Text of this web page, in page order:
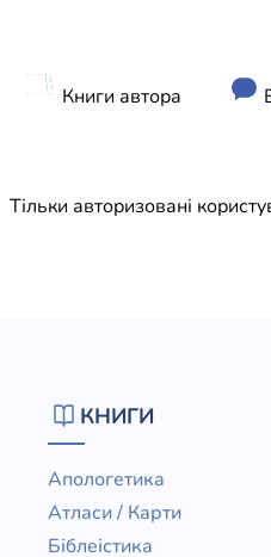
Книги автора
Тільки авторизовані
КНИГИ
Апологетика
Атласи / Карти
Біблеістика